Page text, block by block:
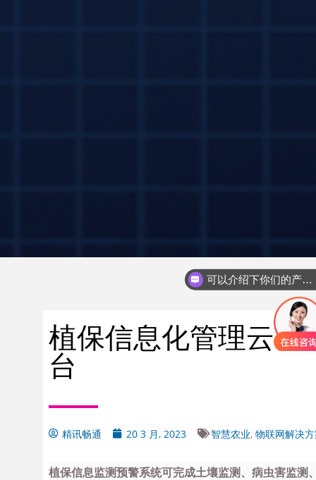
植保信息化管理云平
台
精讯畅通 20 3 月, 2023 智慧农业, 物联网解决
植保信息监测预警系统可完成土壤监测、病虫害监测
你们是怎么收费的